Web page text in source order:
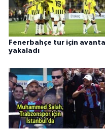
Fenerbahçe tur için
yakaladı